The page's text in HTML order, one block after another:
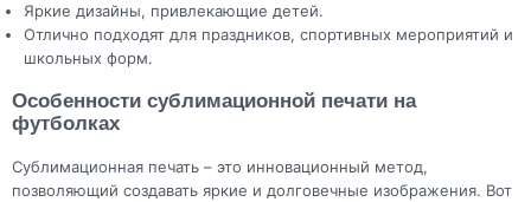
Яркие дизайны, привлекающие детей.
Отлично подходят для праздников, спортивных мероприятий и
школьных форм.
Особенности сублимационной печати на
футболках
Сублимационная печать – это инновационный метод,
позволяющий создавать яркие и долговечные изображения. Вот